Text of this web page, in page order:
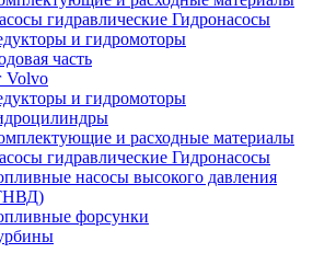
гидравлические Гидронасосы
и гидромоторы
часть
Volvo
и гидромоторы
и расходные материалы
гидравлические Гидронасосы
насосы высокого давления
форсунки